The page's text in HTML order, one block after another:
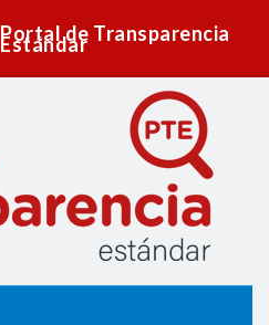
Portal de Transparencia
Estándar